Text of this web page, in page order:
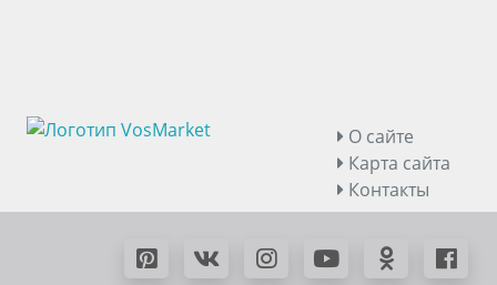
О сайте
Карта сайта
Контакты